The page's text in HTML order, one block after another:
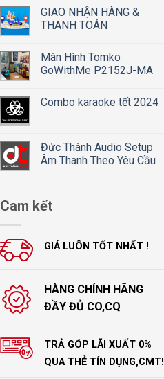
GIAO NHẬN HÀNG &
THANH TOÁN
Màn Hình Tomko
GoWithMe P2152J-MA
Combo karaoke tết 2024
Đức Thành Audio Setup
Âm Thanh Theo Yêu Cầu
Cam kết
GIÁ LUÔN TỐT NHẤT !
HÀNG CHÍNH HÃNG
ĐẦY ĐỦ CO,CQ
TRẢ GÓP LÃI XUẤT 0%
QUA THẺ TÍN DỤNG,CMT!